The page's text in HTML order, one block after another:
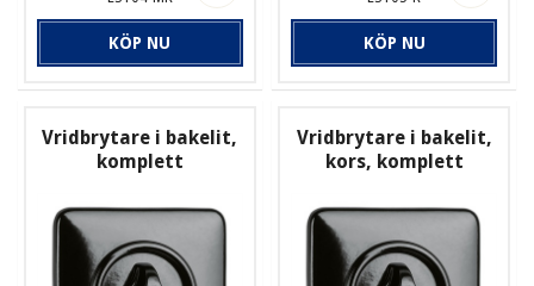
KÖP NU KÖP NU
Vridbrytare i bakelit,
komplett
Vridbrytare i bakelit,
kors, komplett